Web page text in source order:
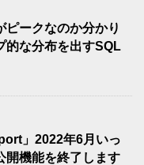
ピークなのか分かり
的な分布を出すSQL
」2022年6月いっ
開機能を終了します